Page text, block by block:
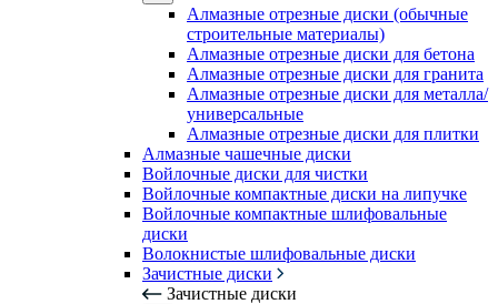
Алмазные отрезные диски (обычные
строительные материалы)
Алмазные отрезные диски для бетона
Алмазные отрезные диски для гранита
Алмазные отрезные диски для металла/
универсальные
Алмазные отрезные диски для плитки
Алмазные чашечные диски
Войлочные диски для чистки
Войлочные компактные диски на липучке
Войлочные компактные шлифовальные
диски
Волокнистые шлифовальные диски
Зачистные диски
Зачистные диски